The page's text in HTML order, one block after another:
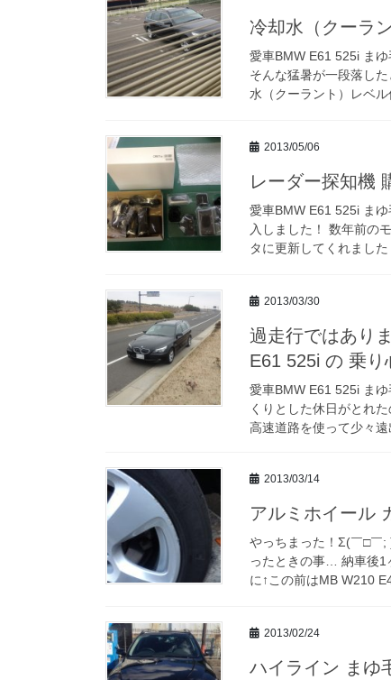
冷却水（クーラ
愛車BMW E61 525i ま
そんな猛暑が一段落し
水（クーラント）レベ
2013/05/06
レーダー探知機
愛車BMW E61 525i ま
入しました！ 数年前の
タに更新してくれまし
2013/03/30
過走行ではあり
E61 525i の 乗り
愛車BMW E61 525i ま
くりとした休日がとれ
高速道路を使って少々
2013/03/14
アルミホイール
やっちまった！Σ(￣□￣;
ったときの事… 納車後1
に↑この前はMB W210
2013/02/24
ハイライン ま